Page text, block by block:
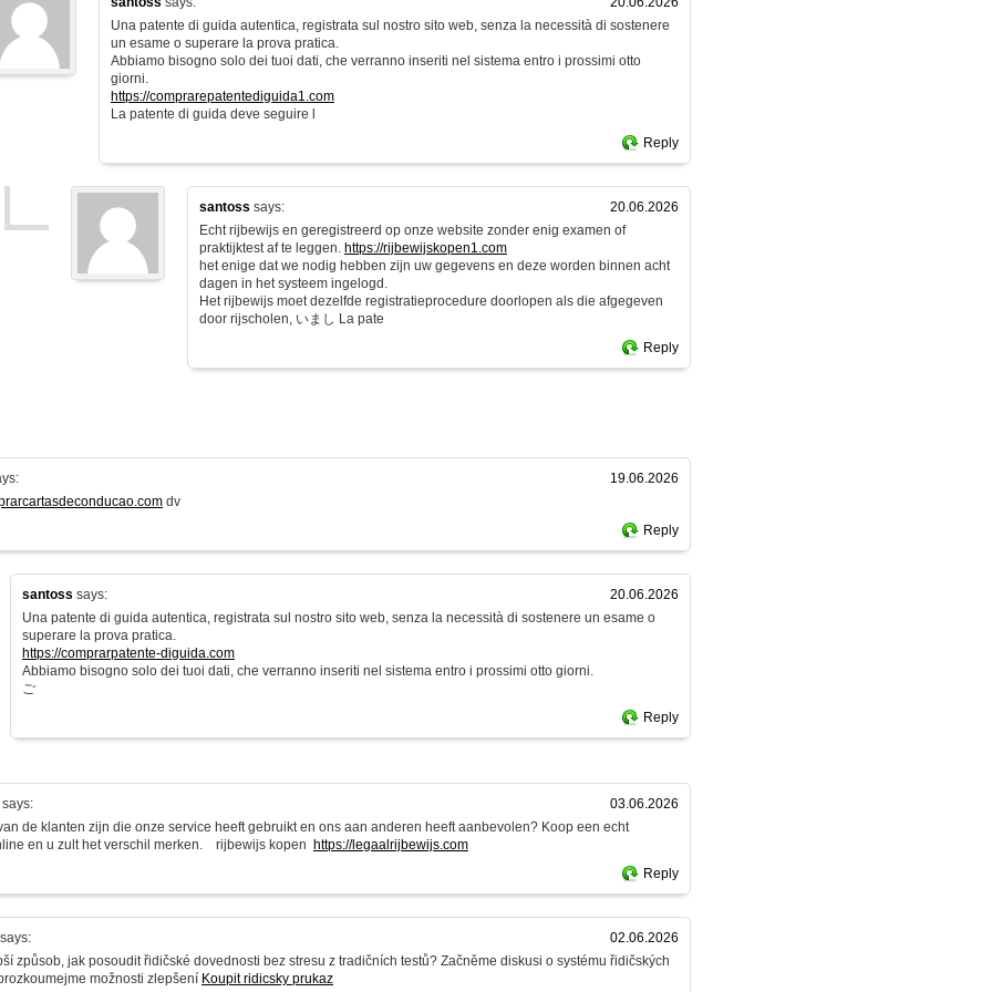
Una patente di guida autentica, registrata sul nostro sito web, senza la necessità di sostenere
un esame o superare la prova pratica.
Abbiamo bisogno solo dei tuoi dati, che verranno inseriti nel sistema entro i prossimi otto
giorni.
https://comprarepatentediguida1.com
La patente di guida deve seguire l
Reply
santoss says:
20.06.2026
Echt rijbewijs en geregistreerd op onze website zonder enig examen of
praktijktest af te leggen. https://rijbewijskopen1.com
het enige dat we nodig hebben zijn uw gegevens en deze worden binnen acht
dagen in het systeem ingelogd.
Het rijbewijs moet dezelfde registratieprocedure doorlopen als die afgegeven
door rijscholen, いまし La pate
Reply
19.06.2026
dv
Reply
santoss says:
20.06.2026
Una patente di guida autentica, registrata sul nostro sito web, senza la necessità di sostenere un esame o
superare la prova pratica.
https://comprarpatente-diguida.com
Abbiamo bisogno solo dei tuoi dati, che verranno inseriti nel sistema entro i prossimi otto giorni.
ご
Reply
says:
03.06.2026
de klanten zijn die onze service heeft gebruikt en ons aan anderen heeft aanbevolen? Koop een echt
en u zult het verschil merken. rijbewijs kopen https://legaalrijbewijs.com
Reply
says:
02.06.2026
způsob, jak posoudit řidičské dovednosti bez stresu z tradičních testů? Začněme diskusi o systému řidičských
možnosti zlepšení Koupit ridicsky prukaz